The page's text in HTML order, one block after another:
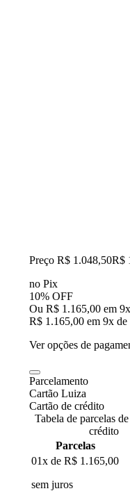
Preço R$ 1.048,50R$
no Pix
10% OFF
Ou R$ 1.165,00 em
R$ 1.165,00 em 9x de
Ver opções de
Parcelamento
Cartão Luiza
Cartão de crédito
Tabela de parcelas
crédito
Parcelas
01x de R$ 1.165,00
sem juros